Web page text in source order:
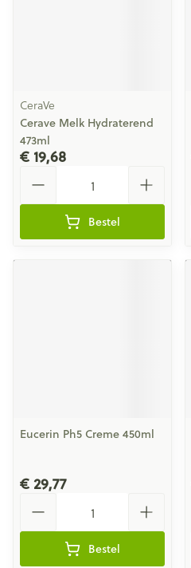
CeraVe
Cerave Melk Hydraterend
473ml
€ 19,68
Bestel
Eucerin Ph5 Creme 450ml
€ 29,77
Bestel